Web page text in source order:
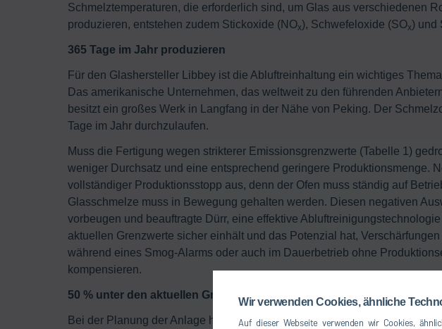
Wir verwenden Cookies, ähnliche
Auf dieser Webseite verwenden wir Cookies,
Schmelztemperaturen, die erforderlich sind, um Glas aus verschiedenen
produzieren, entstehen zudem Stickoxide (NOx), Schwefeloxide (SOx) und
365 Tage im Jahr produzieren
Für den Glashersteller Libbey ist die Abluftreinhaltung ein wichtiges
Das amerikanische Unternehmen, das weltweit zu den führenden
besitzt ein großes Werk in Langfang in der Nähe von Peking. Der
Tage im Jahr durchzulaufen.
Muss die Fertigung wegen strikterer Emissionsgrenzwerte (Tabelle 1)
weniger Durchsatz und eine entsprechend geringere Produktionsmenge.
vollständiger Produktionsstopp aus, denn der Ofen muss ständig auf
Glasschmelze muss in Bewegung gehalten werden. Diesen negativen
vorbeugen und beauftragte Dürr, eine effektive
aktuellen Grenzwerte sicher einhält und das Potenzial hat,
während eines Smog-Alarms oder auch im Dauerbetrieb ohne
kompensieren.
50 % unter den aktuellen Grenzwerten
Bei der Planung der Anlage haben die Experten von Dürr zunächst die